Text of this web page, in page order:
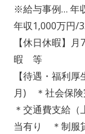
※給与事例… 年
年収1,000万円
【休日休暇】
暇 等
【待遇・福利
月) ＊社会保険
＊交通費支給
当有り ＊制服